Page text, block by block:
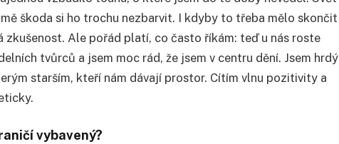
škoda si ho trochu nezbarvit. I kdyby to třeba mělo skončit
zkušenost. Ale pořád platí, co často říkám: teď u nás roste
tvůrců a jsem moc rád, že jsem v centru dění. Jsem hrdý
starším, kteří nám dávají prostor. Cítím vlnu pozitivity a
vybavený?